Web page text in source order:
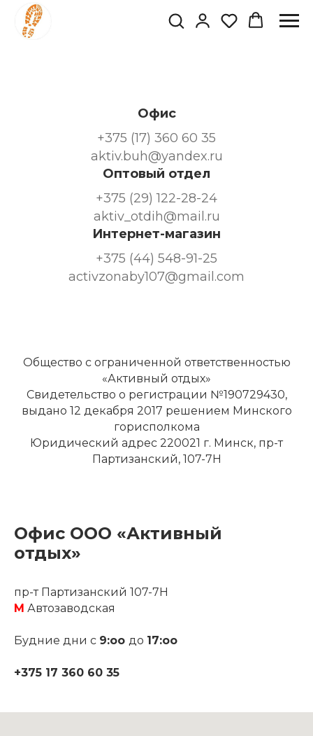
Офис
+375 (17) 360 60 35
aktiv.buh@yandex.ru
Оптовый отдел
+375 (29) 122-28-24
aktiv_otdih@mail.ru
Интернет-магазин
+375 (44) 548-91-25
activzonaby107@gmail.com
Общество с ограниченной ответственностью
«Активный отдых»
Cвидетельство о регистрации №190729430,
выдано 12 декабря 2017 решением Минского
горисполкома
Юридический адрес 220021 г. Минск, пр-т
Партизанский, 107-7Н
Офис ООО «‎Активный
отдых»
пр-т Партизанский 107-7Н
М Автозаводская
Будние дни с 9:оо до 17:оо
+375 17 360 60 35